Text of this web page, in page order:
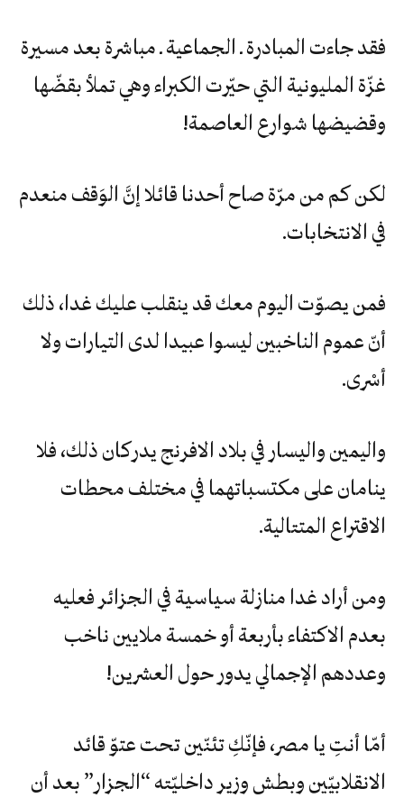
فقد‮ ‬جاءت‮ ‬المبادرة‮ ‬ـ‮ ‬الجماعية‮ ‬ـ‮ ‬مباشرة‮ ‬بعد‮ ‬مسيرة‮
‬غزّة‮ ‬المليونية‮ ‬التي‮ ‬حيّرت‮ ‬الكبراء‮ ‬وهي‮ ‬تملأ‮ ‬بقضّها‮
‬وقضيضها‮ ‬شوارع‮ ‬العاصمة‮!‬
لكن‮ ‬كم‮ ‬من‮ ‬مرّة‮ ‬صاح‮ ‬أحدنا‮ ‬قائلا‮ ‬إنَّ‮ ‬الوَقف‮ ‬منعدم‮
‬في‮ ‬الانتخابات‮.‬
فمن‮ ‬يصوّت‮ ‬اليوم‮ ‬معك‮ ‬قد‮ ‬ينقلب‮ ‬عليك‮ ‬غدا،‮ ‬ذلك‮
‬أنّ‮ ‬عموم‮ ‬الناخبين‮ ‬ليسوا‮ ‬عبيدا‮ ‬لدى‮ ‬التيارات‮ ‬ولا‮
‬أسْرى‮.‬
واليمين‮ ‬واليسار‮ ‬في‮ ‬بلاد‮ ‬الافرنج‮ ‬يدركان‮ ‬ذلك،‮ ‬فلا‮
‬ينامان‮ ‬على‮ ‬مكتسباتهما‮ ‬في‮ ‬مختلف‮ ‬محطات‮
‬الاقتراع‮ ‬المتتالية‮.‬
ومن‮ ‬أراد‮ ‬غدا‮ ‬منازلة‮ ‬سياسية‮ ‬في‮ ‬الجزائر‮ ‬فعليه‮
‬بعدم‮ ‬الاكتفاء‮ ‬بأربعة‮ ‬أو‮ ‬خمسة‮ ‬ملايين‮ ‬ناخب‮
‬وعددهم‮ ‬الإجمالي‮ ‬يدور‮ ‬حول‮ ‬العشرين‮!‬
أمّا‮ ‬أنتِ‮ ‬يا‮ ‬مصر،‮ ‬فإنّكِ‮ ‬تئنّين‮ ‬تحت‮ ‬عتوّ‮ ‬قائد‮
‬الانقلابيّين‮ ‬وبطش‮ ‬وزير‮ ‬داخليّته‮ “‬الجزار‮” ‬بعد‮ ‬أن‮